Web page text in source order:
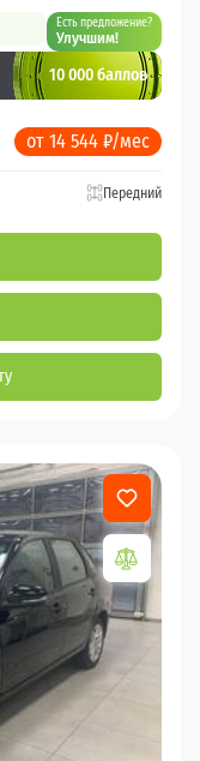
Есть предложение?
Улучшим!
10 000 баллов
от 14 544 ₽/мес
Передний